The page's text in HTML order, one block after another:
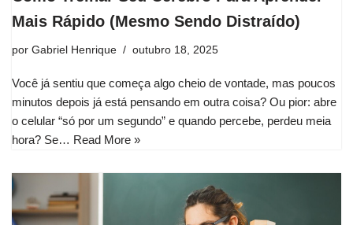
Mais Rápido (Mesmo Sendo Distraído)
por Gabriel Henrique outubro 18, 2025
Você já sentiu que começa algo cheio de vontade, mas poucos
minutos depois já está pensando em outra coisa? Ou pior: abre
o celular “só por um segundo” e quando percebe, perdeu meia
hora? Se… Read More »